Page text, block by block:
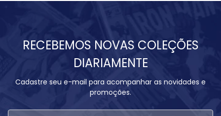
RECEBEMOS NOVAS COLEÇÕES
DIARIAMENTE
Cadastre seu e-mail para acompanhar as novidades e
promoções.